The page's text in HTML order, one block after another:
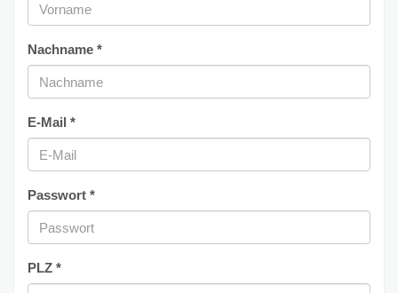
Nachname *
E-Mail *
Passwort *
PLZ *